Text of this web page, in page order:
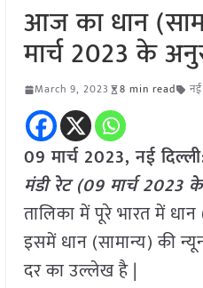
आज का धान
मार्च 2023 के
March 9, 2023 8 min read
09 मार्च 2023, नई
मंडी रेट (09 मार्च 2023
तालिका में पूरे भारत में धान
इसमें धान (सामान्य) की
दर का उल्लेख है |